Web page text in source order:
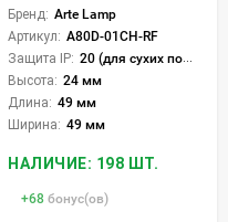
Бренд: Arte Lamp
Артикул: A80D-01CH-RF
Защита IP: 20 (для сухих пом.)
Высота: 24 мм
Длина: 49 мм
Ширина: 49 мм
НАЛИЧИЕ: 198 ШТ.
+68 бонус(ов)